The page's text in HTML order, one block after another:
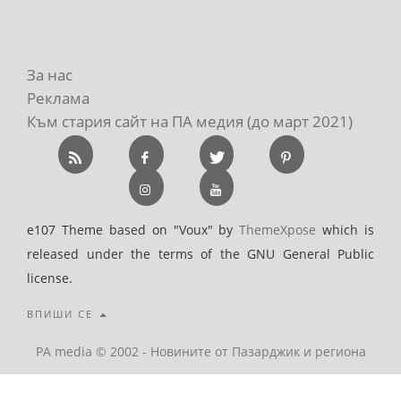
За нас
Реклама
Към стария сайт на ПА медия (до март 2021)
e107 Theme based on "Voux" byThemeXpose which is
released under the terms of the GNU General Public
license.
ВПИШИ СЕ
PA media © 2002 - Новините от Пазарджик и региона